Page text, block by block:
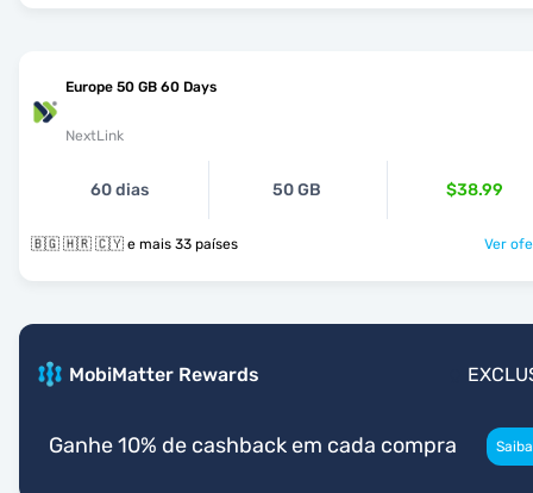
Europe 50 GB 60 Days
NextLink
60 dias 50 GB $38.99
🇧🇬 🇭🇷 🇨🇾 e mais 33 países Ver
MobiMatter Rewards
Ganhe 10% de cashback em cada compra